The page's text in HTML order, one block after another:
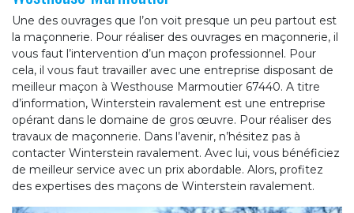
Une des ouvrages que l’on voit presque un peu partout est
la maçonnerie. Pour réaliser des ouvrages en maçonnerie, il
vous faut l’intervention d’un maçon professionnel. Pour
cela, il vous faut travailler avec une entreprise disposant de
meilleur maçon à Westhouse Marmoutier 67440. A titre
d’information, Winterstein ravalement est une entreprise
opérant dans le domaine de gros œuvre. Pour réaliser des
travaux de maçonnerie. Dans l’avenir, n’hésitez pas à
contacter Winterstein ravalement. Avec lui, vous bénéficiez
de meilleur service avec un prix abordable. Alors, profitez
des expertises des maçons de Winterstein ravalement.